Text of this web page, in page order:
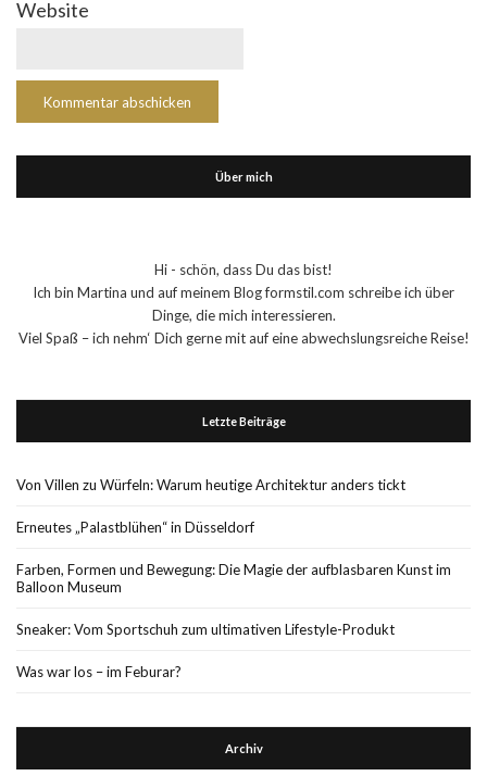
Website
Über mich
Hi - schön, dass Du das bist!
Ich bin Martina und auf meinem Blog formstil.com schreibe ich über
Dinge, die mich interessieren.
Viel Spaß – ich nehm‘ Dich gerne mit auf eine abwechslungsreiche Reise!
Letzte Beiträge
Von Villen zu Würfeln: Warum heutige Architektur anders tickt
Erneutes „Palastblühen“ in Düsseldorf
Farben, Formen und Bewegung: Die Magie der aufblasbaren Kunst im
Balloon Museum
Sneaker: Vom Sportschuh zum ultimativen Lifestyle-Produkt
Was war los – im Feburar?
Archiv